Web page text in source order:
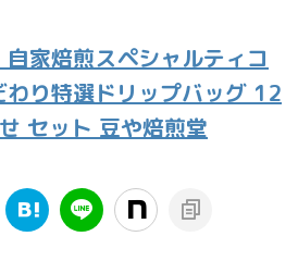
自家焙煎スペシャルティコ
わり特選ドリップバッグ 12
セット 豆や焙煎堂